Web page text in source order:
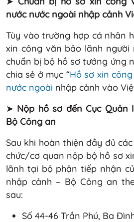
nước nước ngoài nhập cảnh
Tùy vào trường hợp cá nhân
xin công văn bảo lãnh người
chuẩn bị bộ hồ sơ tướng ứng
chia sẻ ở mục “Hồ sơ xin
nước ngoài nhập cảnh vào
➤ Nộp hồ sơ đến Cục Quản
Bộ Công an
Sau khi hoàn thiện đầy đủ
chức/cơ quan nộp bộ hồ sơ
lãnh tại bộ phận tiếp nhận
nhập cảnh – Bộ Công an
sau:
Số 44-46 Trần Phú, Ba